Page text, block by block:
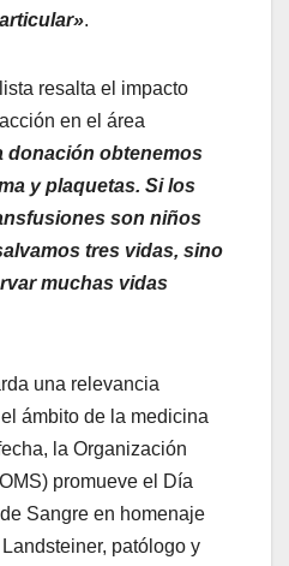
.
resalta el impacto
en el área
donación obtenemos
y plaquetas. Si los
son niños
tres vidas, sino
muchas vidas
una relevancia
ámbito de la medicina
la Organización
promueve el Día
Sangre en homenaje
patólogo y